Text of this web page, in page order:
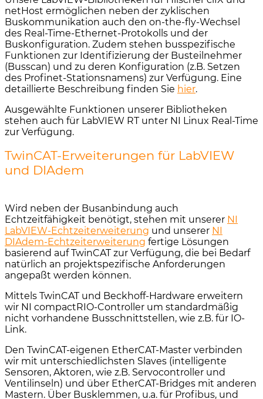
netHost ermöglichen neben der zyklischen
Buskommunikation auch den on-the-fly-Wechsel
des Real-Time-Ethernet-Protokolls und der
Buskonfiguration. Zudem stehen busspezifische
Funktionen zur Identifizierung der Busteilnehmer
(Busscan) und zu deren Konfiguration (z.B. Setzen
des Profinet-Stationsnamens) zur Verfügung. Eine
detaillierte Beschreibung finden Sie hier.
Ausgewählte Funktionen unserer Bibliotheken
stehen auch für LabVIEW RT unter NI Linux Real-Time
zur Verfügung.
TwinCAT-Erweiterungen für LabVIEW
und DIAdem
Wird neben der Busanbindung auch
Echtzeitfähigkeit benötigt, stehen mit unserer NI
LabVIEW-Echtzeiterweiterung und unserer NI
DIAdem-Echtzeiterweiterung fertige Lösungen
basierend auf TwinCAT zur Verfügung, die bei Bedarf
natürlich an projektspezifische Anforderungen
angepaßt werden können.
Mittels TwinCAT und Beckhoff-Hardware erweitern
wir NI compactRIO-Controller um standardmäßig
nicht vorhandene Busschnittstellen, wie z.B. für IO-
Link.
Den TwinCAT-eigenen EtherCAT-Master verbinden
wir mit unterschiedlichsten Slaves (intelligente
Sensoren, Aktoren, wie z.B. Servocontroller und
Ventilinseln) und über EtherCAT-Bridges mit anderen
Mastern. Über Busklemmen, u.a. für Profibus, und